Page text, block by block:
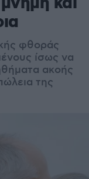
φθοράς
ίσως να
ακοής
της